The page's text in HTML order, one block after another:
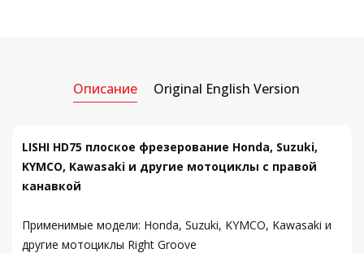
Описание Original English Version
LISHI HD75 плоское фрезерование Honda, Suzuki,
KYMCO, Kawasaki и другие мотоциклы с правой
канавкой
Применимые модели: Honda, Suzuki, KYMCO, Kawasaki и
другие мотоциклы Right Groove